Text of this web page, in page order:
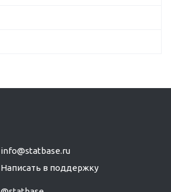
info@statbase.ru
Написать в поддержку